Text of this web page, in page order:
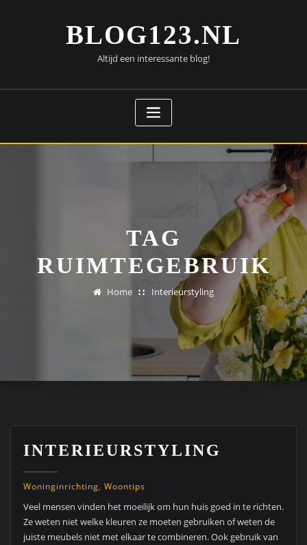
BLOG123.NL
Altijd een interessante blog!
TAG
RUIMTEGEBRUIK
Home Interieurstyling
INTERIEURSTYLING
Woninginrichting, Woontips
Veel mensen vinden het moeilijk om hun huis goed in te richten.
Ze weten niet welke kleuren ze moeten gebruiken of weten de
juiste meubels niet met elkaar te combineren. Ook gebruik van